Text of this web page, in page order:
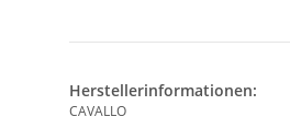
Herstellerinformationen:
CAVALLO